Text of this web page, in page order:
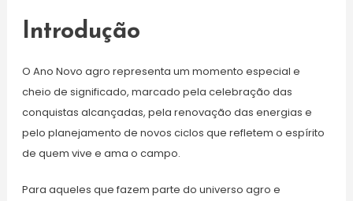
Introdução
O Ano Novo agro representa um momento especial e
cheio de significado, marcado pela celebração das
conquistas alcançadas, pela renovação das energias e
pelo planejamento de novos ciclos que refletem o espírito
de quem vive e ama o campo.
Para aqueles que fazem parte do universo agro e